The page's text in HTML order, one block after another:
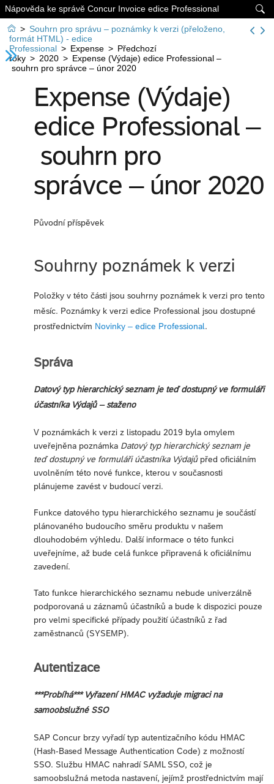

Nápověda ke správě Concur Invoice edice Professional
 > Souhrn pro správu – poznámky k verzi (přeloženo,
formát HTML) - edice
Professional > Expense > Předchozí
roky > 2020 > Expense (Výdaje) edice Professional –
souhrn pro správce – únor 2020
Expense (Výdaje)
edice Professional –
souhrn pro
správce – únor 2020
Původní příspěvek
Souhrny poznámek k verzi
Položky v této části jsou souhrny poznámek k verzi pro tento
měsíc. Poznámky k verzi edice Professional jsou dostupné
prostřednictvím Novinky – edice Professional.
Správa
Datový typ hierarchický seznam je teď dostupný ve formuláři
účastníka Výdajů – staženo
V poznámkách k verzi z listopadu 2019 byla omylem
uveřejněna poznámka Datový typ hierarchický seznam je
teď dostupný ve formuláři účastníka Výdajůpřed oficiálním
uvolněním této nové funkce, kterou v současnosti
plánujeme zavést v budoucí verzi.
Funkce datového typu hierarchického seznamu je součástí
plánovaného budoucího směru produktu v našem
dlouhodobém výhledu. Další informace o této funkci
uveřejníme, až bude celá funkce připravená k oficiálnímu
zavedení.
Tato funkce hierarchického seznamu nebude univerzálně
podporovaná u záznamů účastníků a bude k dispozici pouze
pro velmi specifické případy použití účastníků z řad
zaměstnanců (SYSEMP).
Autentizace
***Probíhá*** Vyřazení HMAC vyžaduje migraci na
samoobslužné SSO
SAP Concur brzy vyřadí typ autentizačního kódu HMAC
(Hash-Based Message Authentication Code) z možností
SSO. Službu HMAC nahradí SAML SSO, což je
samoobslužná metoda nastavení, jejímž prostřednictvím mají